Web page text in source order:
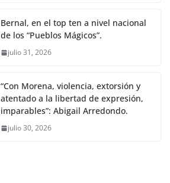
Bernal, en el top ten a nivel nacional
de los “Pueblos Mágicos”.
julio 31, 2026
“Con Morena, violencia, extorsión y
atentado a la libertad de expresión,
imparables”: Abigail Arredondo.
julio 30, 2026